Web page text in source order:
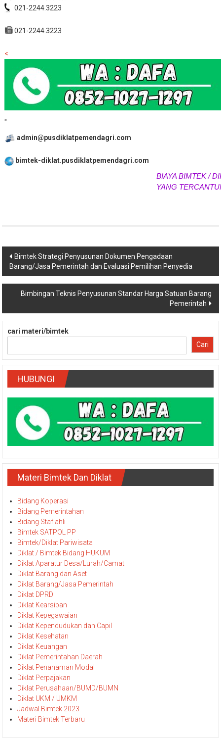
021-2244.3223
021-2244.3223
<
"
admin@pusdiklatpemendagri.com
bimtek-diklat.pusdiklatpemendagri.com
BIAYA BIMTEK /
YANG
Navigasi
pos
Bimtek Strategi Penyusunan Dokumen Pengadaan
Barang/Jasa Pemerintah dan Evaluasi Pemilihan Penyedia
Bimbingan Teknis Penyusunan Standar Harga Satuan Barang
Pemerintah
cari materi/bimtek
Cari
HUBUNGI
Materi Bimtek Dan Diklat
Bidang Koperasi
Bidang Pemerintahan
Bidang Staf ahli
Bimtek SATPOL PP
Bimtek/Diklat Pariwisata
Diklat / Bimtek Bidang HUKUM
Diklat Aparatur Desa/Lurah/Camat
Diklat Barang dan Aset
Diklat Barang/Jasa Pemerintah
Diklat DPRD
Diklat Kearsipan
Diklat Kepegawaian
Diklat Kependudukan dan Capil
Diklat Kesehatan
Diklat Keuangan
Diklat Pemerintahan Daerah
Diklat Penanaman Modal
Diklat Perpajakan
Diklat Perusahaan/BUMD/BUMN
Diklat UKM / UMKM
Jadwal Bimtek 2023
Materi Bimtek Terbaru